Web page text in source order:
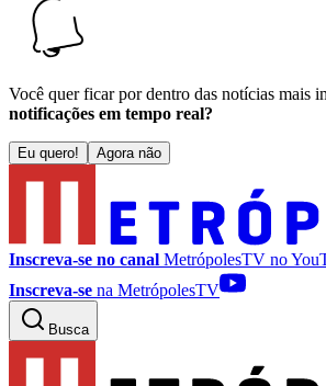
Você quer ficar por dentro das notícias mais
notificações em tempo real?
Eu quero! Agora não
Inscreva-se no canal MetrópolesTV no
Inscreva-se na MetrópolesTV
Busca